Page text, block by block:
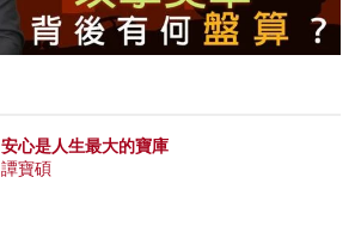
安心是人生最大的寶庫
譚寶碩